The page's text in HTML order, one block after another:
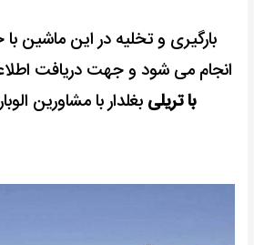
بارگیری و تخلیه در این ماشین
انجام می شود وجهت دریافت
با تریلی بغلدار با مشاورین